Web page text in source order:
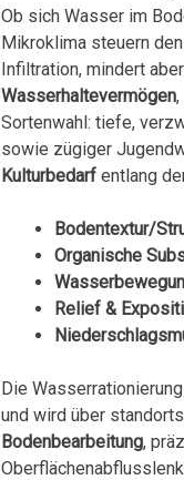
Ob sich Wasser im
Mikroklima steuern
Infiltration, mindert
Wasserhaltevermögen
Sortenwahl: tiefe,
sowie zügiger
Kulturbedarfentlang
Bodentextur/
Organische
Relief &
Die
und wird über
Bodenbearbeitung,